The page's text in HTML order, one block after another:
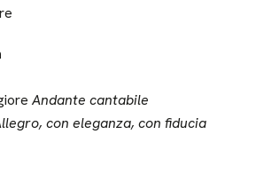
Andante cantabile
con eleganza, con fiducia